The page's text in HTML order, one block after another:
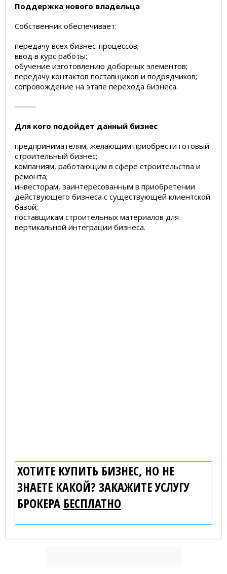
Поддержка нового владельца
Собственник обеспечивает:
передачу всех бизнес-процессов;
ввод в курс работы;
обучение изготовлению доборных элементов;
передачу контактов поставщиков и подрядчиков;
сопровождение на этапе перехода бизнеса.
⸻
Для кого подойдет данный бизнес
предпринимателям, желающим приобрести готовый
строительный бизнес;
компаниям, работающим в сфере строительства и
ремонта;
инвесторам, заинтересованным в приобретении
действующего бизнеса с существующей клиентской
базой;
поставщикам строительных материалов для
вертикальной интеграции бизнеса.
ХОТИТЕ КУПИТЬ БИЗНЕС, НО НЕ
ЗНАЕТЕ КАКОЙ? ЗАКАЖИТЕ УСЛУГУ
БРОКЕРА БЕСПЛАТНО